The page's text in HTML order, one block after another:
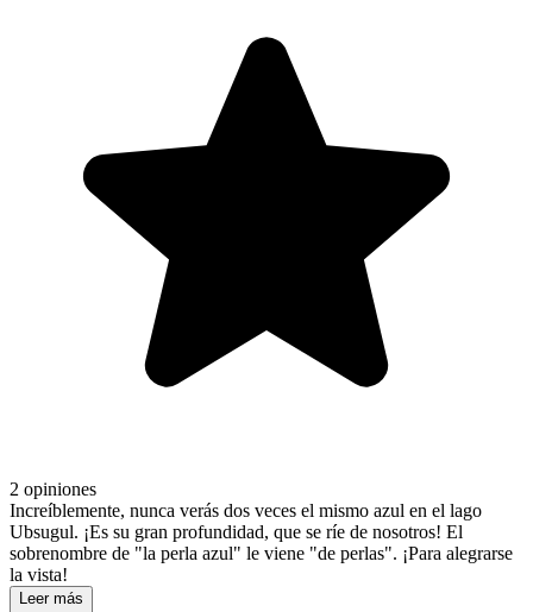
2 opiniones
Increíblemente, nunca verás dos veces el mismo azul en el lago
Ubsugul. ¡Es su gran profundidad, que se ríe de nosotros! El
sobrenombre de "la perla azul" le viene "de perlas". ¡Para alegrarse
la vista!
Leer más